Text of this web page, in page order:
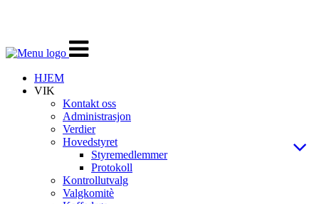
Veksle
navigasjon
HJEM
VIK
Kontakt oss
Administrasjon
Verdier
Hovedstyret
Styremedlemmer
Protokoll
Kontrollutvalg
Valgkomitè